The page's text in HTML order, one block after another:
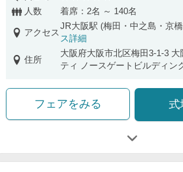
人数
着席：2名 ～ 140名
アクセス
JR大阪駅 (梅田・中之島・京
ス詳細
住所
大阪府大阪市北区梅田3-1-3
ティ ノースゲートビルディン
フェアをみる 式